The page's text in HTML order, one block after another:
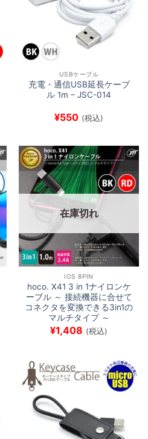
USBケーブル
充電・通信USB延長ケーブ
ル 1m – JSC-014
¥550 (税込)
在庫切れ
IOS 8PIN
hoco. X41 3 in 1ナイロンケ
ーブル ～ 接続機器に合せて
コネクタを変換できる3in1の
マルチタイプ ～
¥1,408 (税込)